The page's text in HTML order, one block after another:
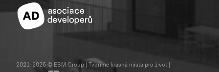
2021-2026 © EBM Group | Tvoříme krásná místa pro život